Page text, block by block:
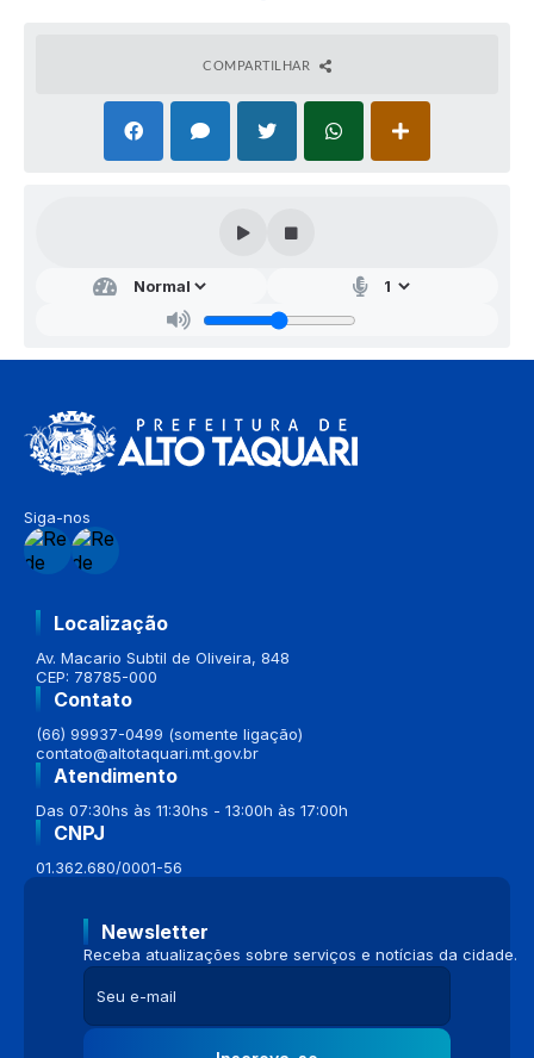
COMPARTILHAR
Siga-nos
Localização
Av. Macario Subtil de Oliveira, 848
CEP: 78785-000
Contato
(66) 99937-0499 (somente ligação)
contato@altotaquari.mt.gov.br
Atendimento
Das 07:30hs às 11:30hs - 13:00h às 17:00h
CNPJ
01.362.680/0001-56
Newsletter
Receba atualizações sobre serviços e notícias da cidade.